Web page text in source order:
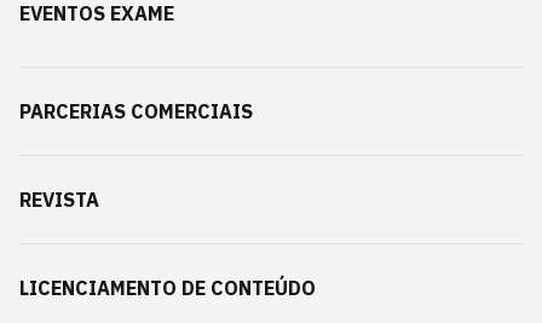
EVENTOS EXAME
PARCERIAS COMERCIAIS
REVISTA
LICENCIAMENTO DE CONTEÚDO